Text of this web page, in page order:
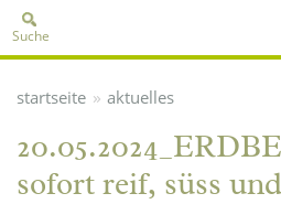
Suche
startseite » aktuelles
sofort reif, süss